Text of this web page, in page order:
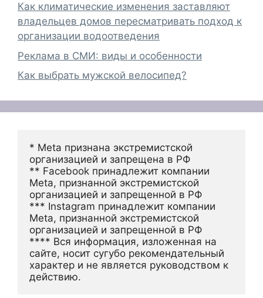
Как климатические изменения заставляют
владельцев домов пересматривать подход к
организации водоотведения
Реклама в СМИ: виды и особенности
Как выбрать мужской велосипед?
* Meta признана экстремистской
организацией и запрещена в РФ
** Facebook принадлежит компании
Meta, признанной экстремистской
организацией и запрещенной в РФ
*** Instagram принадлежит компании
Meta, признанной экстремистской
организацией и запрещенной в РФ
**** Вся информация, изложенная на
сайте, носит сугубо рекомендательный
характер и не является руководством к
действию.